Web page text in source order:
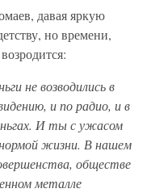
давая яркую
но времени,
не возводились в
и по радио, и в
И ты с ужасом
жизни. В нашем
обществе
металле